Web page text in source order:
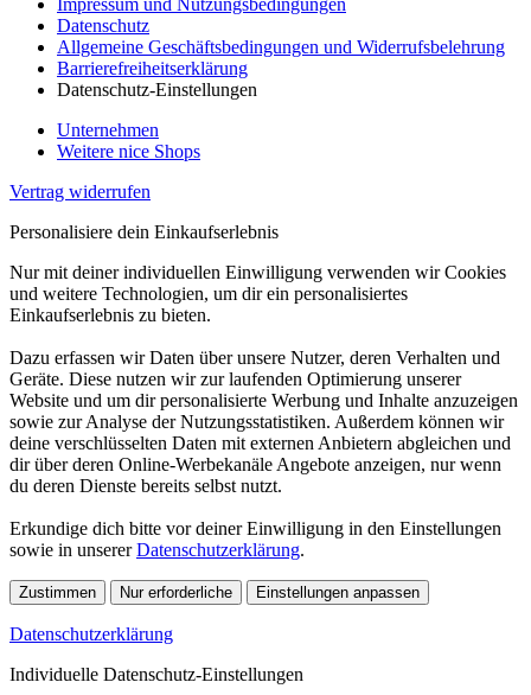
Impressum und Nutzungsbedingungen
Datenschutz
Allgemeine Geschäftsbedingungen und Widerrufsbelehrung
Barrierefreiheitserklärung
Datenschutz-Einstellungen
Unternehmen
Weitere nice Shops
Vertrag widerrufen
Personalisiere dein Einkaufserlebnis
Nur mit deiner individuellen Einwilligung verwenden wir Cookies
und weitere Technologien, um dir ein personalisiertes
Einkaufserlebnis zu bieten.
Dazu erfassen wir Daten über unsere Nutzer, deren Verhalten und
Geräte. Diese nutzen wir zur laufenden Optimierung unserer
Website und um dir personalisierte Werbung und Inhalte anzuzeigen
sowie zur Analyse der Nutzungsstatistiken. Außerdem können wir
deine verschlüsselten Daten mit externen Anbietern abgleichen und
dir über deren Online-Werbekanäle Angebote anzeigen, nur wenn
du deren Dienste bereits selbst nutzt.
Erkundige dich bitte vor deiner Einwilligung in den Einstellungen
sowie in unsererDatenschutzerklärung.
Zustimmen Nur erforderliche Einstellungen anpassen
Datenschutzerklärung
Individuelle Datenschutz-Einstellungen